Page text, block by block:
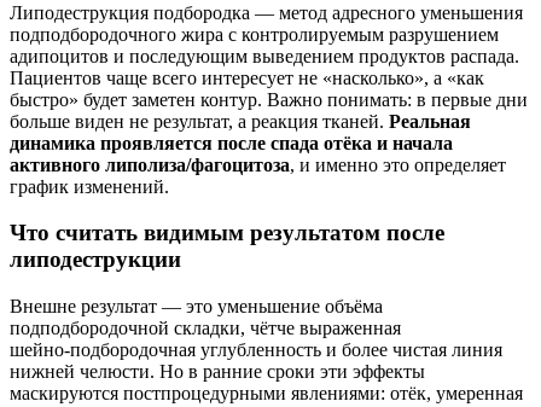
Липодеструкция подбородка — метод адресного уменьшения
подподбородочного жира с контролируемым разрушением
адипоцитов и последующим выведением продуктов распада.
Пациентов чаще всего интересует не «насколько», а «как
быстро» будет заметен контур. Важно понимать: в первые дни
больше виден не результат, а реакция тканей. Реальная
динамика проявляется после спада отёка и начала
активного липолиза/фагоцитоза, и именно это определяет
график изменений.
Что считать видимым результатом после
липодеструкции
Внешне результат — это уменьшение объёма
подподбородочной складки, чётче выраженная
шейно‑подбородочная углубленность и более чистая линия
нижней челюсти. Но в ранние сроки эти эффекты
маскируются постпроцедурными явлениями: отёк, умеренная